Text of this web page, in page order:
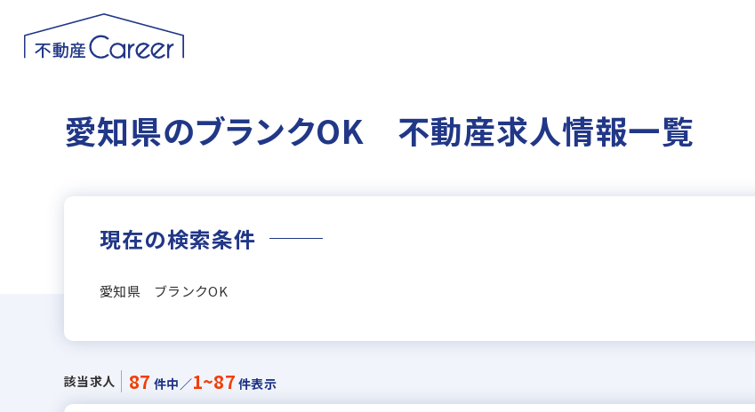
愛知県のブランクOK 不動産求人情報一覧
現在の検索条件
愛知県 ブランクOK
該当求人 87 件中／1~87 件表示